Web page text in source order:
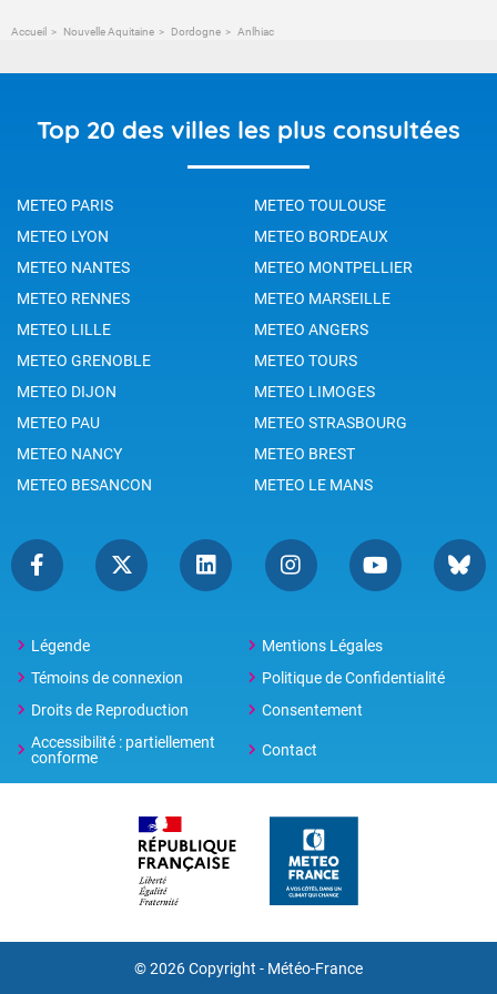
Accueil Nouvelle Aquitaine Dordogne Anlhiac
Top 20 des villes les plus consultées
METEO PARIS
METEO TOULOUSE
METEO LYON
METEO BORDEAUX
METEO NANTES
METEO MONTPELLIER
METEO RENNES
METEO MARSEILLE
METEO LILLE
METEO ANGERS
METEO GRENOBLE
METEO TOURS
METEO DIJON
METEO LIMOGES
METEO PAU
METEO STRASBOURG
METEO NANCY
METEO BREST
METEO BESANCON
METEO LE MANS
Légende
Mentions Légales
Témoins de connexion
Politique de Confidentialité
Droits de Reproduction
Consentement
Accessibilité : partiellement
conforme
Contact
© 2026 Copyright - Météo-France